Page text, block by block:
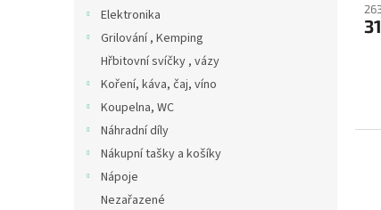
Elektronika
Grilování , Kemping
Hřbitovní svíčky , vázy
Koření, káva, čaj, víno
Koupelna, WC
Náhradní díly
Nákupní tašky a košíky
Nápoje
Nezařazené